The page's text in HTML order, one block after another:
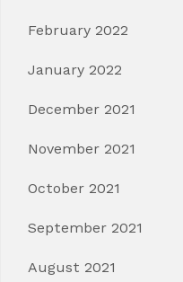
February 2022
January 2022
December 2021
November 2021
October 2021
September 2021
August 2021